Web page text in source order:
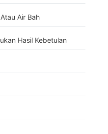
Air Bah
Hasil Kebetulan